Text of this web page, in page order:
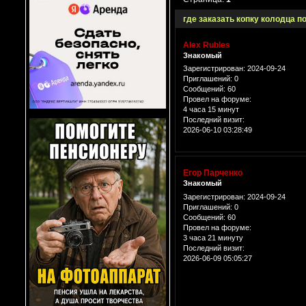
где заказать копку колодца
Alex Rubles
Знакомый
Зарегистрирован: 2024-09-24
Приглашений: 0
Сообщений: 60
Провел на форуме:
4 часа 15 минут
Последний визит:
2026-06-10 03:28:49
Егор Парченко
Знакомый
Зарегистрирован: 2024-09-24
Приглашений: 0
Сообщений: 60
Провел на форуме:
3 часа 21 минуту
Последний визит:
2026-06-09 05:05:27